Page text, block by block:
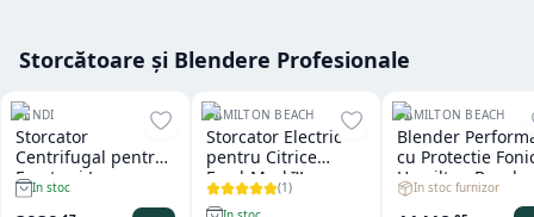
Storcătoare și Blendere Profesionale
HENDI
Storcator
Centrifugal pentru
Fructe si Legume
Hendi
In stoc
HAMILTON BEACH
Storcator Electric
pentru Citrice
FreshMark™
Hamilton Beach
(1)
HAMILTON BEACH
Blender
cu Protectie
Hamilton Beach
Summit® Edge
In stoc furnizor